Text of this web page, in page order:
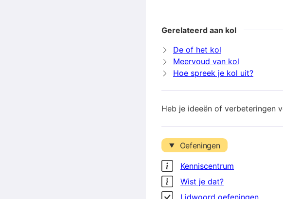
Gerelateerd aan kol
De of het kol
Meervoud van kol
Hoe spreek je kol uit?
Heb je ideeën of verbeteringen
Oefeningen
Kenniscentrum
Wist je dat?
Lidwoord oefeningen